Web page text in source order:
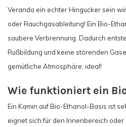
Veranda ein echter Hingucker sein
oder Rauchgasableitung! Ein Bio-
saubere Verbrennung. Dadurch
Rußbildung und keine störenden
gemütliche Atmosphäre, ideal!
Wie funktioniert ein
Ein Kamin auf Bio-Ethanol-Basis ist
eignet sich für den Innenbereich